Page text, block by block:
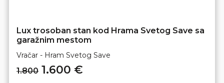
Lux trosoban stan kod Hrama Svetog Save sa
garažnim mestom
Vračar - Hram Svetog Save
1.800 1.600 €